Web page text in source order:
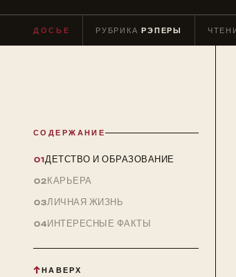
ДОСЬЕ РУБРИКАРЭПЕРЫ
СОДЕРЖАНИЕ
ДЕТСТВО И ОБРАЗОВАНИЕ
КАРЬЕРА
ЛИЧНАЯ ЖИЗНЬ
ИНТЕРЕСНЫЕ ФАКТЫ
НАВЕРХ